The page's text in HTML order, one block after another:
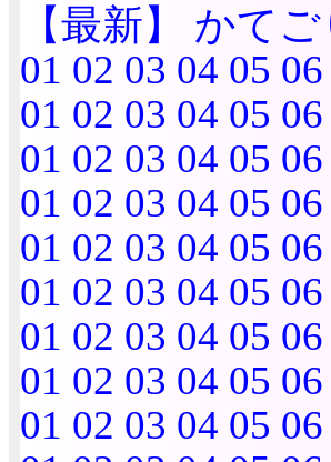
【最新】 かてご
01 02 03 04 05 06
01 02 03 04 05 06
01 02 03 04 05 06
01 02 03 04 05 06
01 02 03 04 05 06
01 02 03 04 05 06
01 02 03 04 05 06
01 02 03 04 05 06
01 02 03 04 05 06